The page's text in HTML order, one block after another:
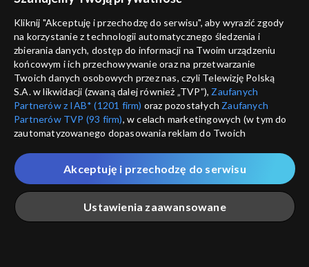
Spór o historię
Wyjście armii gen. Andersa
Spór o historię
Związku Sowieckiego walka z
Kościołem
Spór o historię
Sowieckie deportacje
Polaków
Spór o historię
Rabunek polskich dzieci
przez Niemców
Kliknij "Akceptuję i przechodzę do serwisu", aby wyrazić zgody
na korzystanie z technologii automatycznego śledzenia i
zbierania danych, dostęp do informacji na Twoim urządzeniu
końcowym i ich przechowywanie oraz na przetwarzanie
Twoich danych osobowych przez nas, czyli Telewizję Polską
S.A. w likwidacji (zwaną dalej również „TVP”), Zaufanych
Partnerów z IAB* (1201 firm) oraz pozostałych Zaufanych
Partnerów TVP (93 firm), w celach marketingowych (w tym do
zautomatyzowanego dopasowania reklam do Twoich
które wskazujemy poniżej, a także zgody na udostępnianie
przez nas identyfikatora PPID do Google.
Twoje dane osobowe zbierane podczas odwiedzania przez
Ciebie naszych
poszczególnych serwisówzwanych dalej
„Portalem”, w tym informacje zapisywane za pomocą
Ustawienia zaawansowane
Akceptuję i przechodzę do serwisu